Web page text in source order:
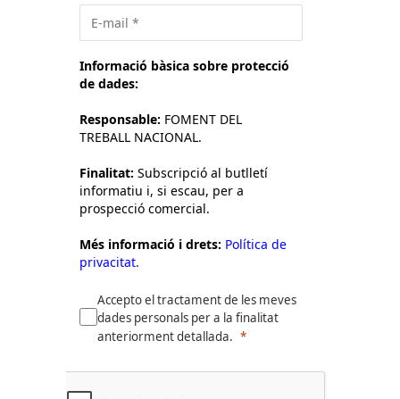
Informació bàsica sobre protecció
de dades:
Responsable: FOMENT DEL
TREBALL NACIONAL.
Finalitat: Subscripció al butlletí
informatiu i, si escau, per a
prospecció comercial.
Més informació i drets: Política de
privacitat.
Accepto el tractament de les meves
dades personals per a la finalitat
anteriorment detallada.